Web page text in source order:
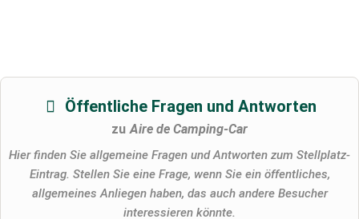
Öffentliche Fragen und Antworten
zu Aire de Camping-Car
Hier finden Sie allgemeine Fragen und Antworten zum Stellplatz-
Eintrag. Stellen Sie eine Frage, wenn Sie ein öffentliches,
allgemeines Anliegen haben, das auch andere Besucher
interessieren könnte.